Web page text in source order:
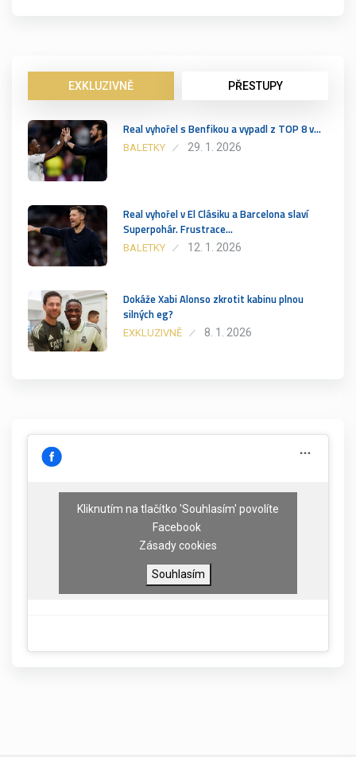
EXKLUZIVNĚ PŘESTUPY
Real vyhořel s Benfikou a vypadl z TOP 8 v…
BALETKY 29. 1. 2026
Real vyhořel v El Clásiku a Barcelona slaví
Superpohár. Frustrace…
BALETKY 12. 1. 2026
Dokáže Xabi Alonso zkrotit kabinu plnou
silných eg?
EXKLUZIVNĚ 8. 1. 2026
Kliknutím na tlačítko 'Souhlasím' povolíte
Facebook
Zásady cookies
Souhlasím